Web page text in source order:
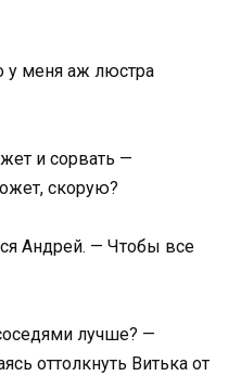
у меня аж люстра
и сорвать —
скорую?
Андрей. — Чтобы все
лучше? —
оттолкнуть Витька от